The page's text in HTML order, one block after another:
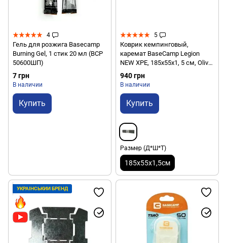
4
Гель для розжига Basecamp
Burning Gel, 1 стик 20 мл (BCP
50600ШП)
7 грн
В наличии
Купить
5
Коврик кемпинговый,
каремат BaseCamp Legion
NEW XPE, 185х55х1, 5 см, Olive
Green (BCP 20101)
940 грн
В наличии
Купить
Размер (Д*Ш*Т)
185х55х1,5см
УКРАЇНСЬКИЙ БРЕНД